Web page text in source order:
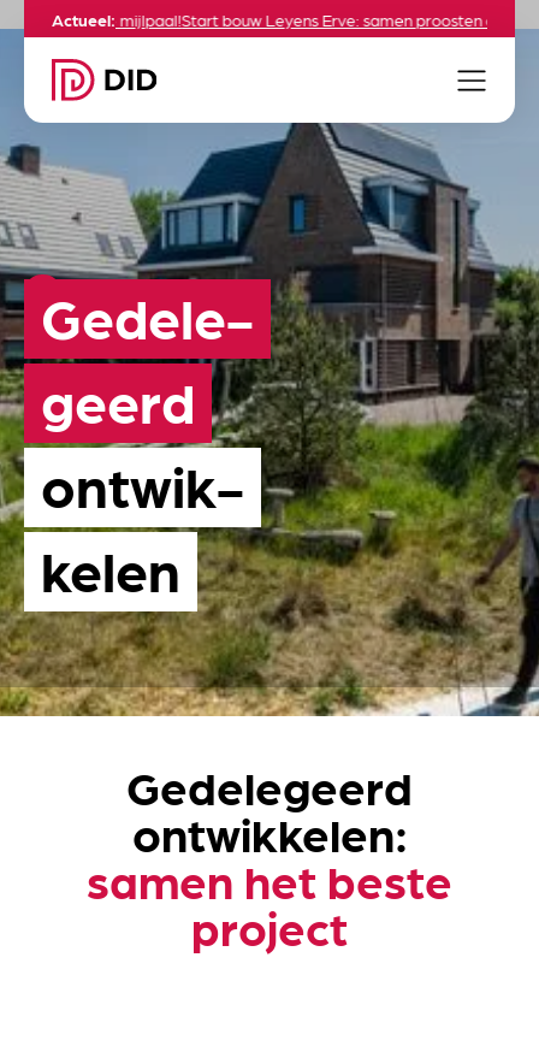
Actueel:
mijlpaal!Start bouw Leyens Erve: samen proosten op een
Gedele­
geerd
ontwik­
kelen
Gedelegeerd
ontwikkelen:
samen het beste
project